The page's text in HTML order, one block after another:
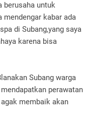
berusaha untuk
kabar ada
di Subang,yang saya
karena bisa
Subang warga
perawatan
membaik akan